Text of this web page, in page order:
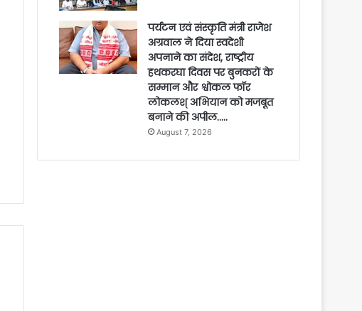
पर्यटन एवं संस्कृति मंत्री राजेश
अग्रवाल ने दिया स्वदेशी
अपनाने का संदेश, राष्ट्रीय
हथकरघा दिवस पर बुनकरों के
सम्मान और श्वोकल फॉर
लोकलश् अभियान को मजबूत
बनाने की अपील…..
August 7, 2026